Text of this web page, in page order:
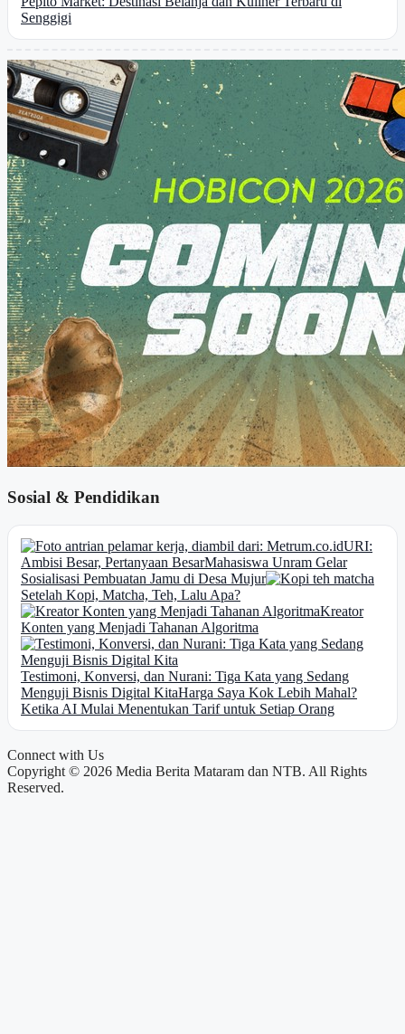
Senggigi
Sosial & Pendidikan
URI:
Ambisi Besar, Pertanyaan BesarMahasiswa Unram Gelar
Sosialisasi Pembuatan Jamu di Desa Mujur
Setelah Kopi, Matcha, Teh, Lalu Apa?
Kreator
Konten yang Menjadi Tahanan Algoritma
Testimoni, Konversi, dan Nurani: Tiga Kata yang Sedang
Menguji Bisnis Digital KitaHarga Saya Kok Lebih Mahal?
Ketika AI Mulai Menentukan Tarif untuk Setiap Orang
Connect with Us
Copyright © 2026 Media Berita Mataram dan NTB. All Rights
Reserved.